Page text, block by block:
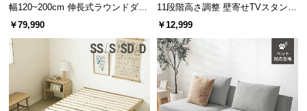
幅120~200cm 伸長式ラウンドダイ
ニングテーブル 6人掛け 天然木突
￥79,990
11段階高さ調整 壁寄せTVスタンド
キャスター付き 上下左右角度調節
￥12,999